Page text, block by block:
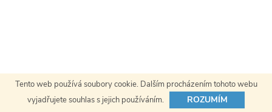
Tento web používá soubory cookie. Dalším procházením tohoto webu
vyjadřujete souhlas s jejich používáním.
ROZUMÍM